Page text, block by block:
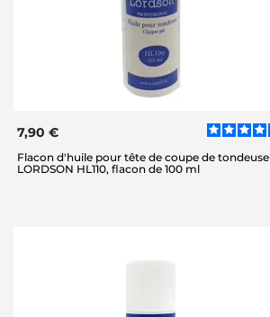
7,90 €
Flacon d'huile pour tête de coupe de tondeuse
LORDSON HL110, flacon de 100 ml